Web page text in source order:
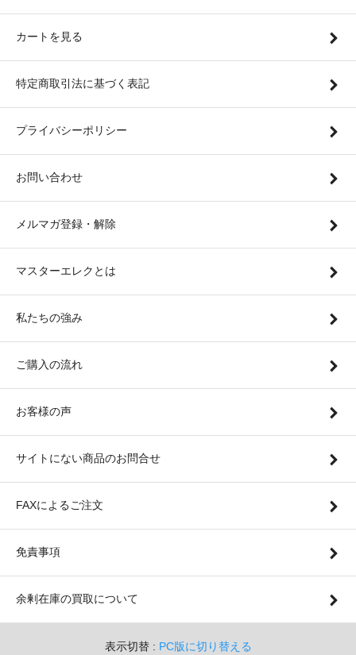
カートを見る
特定商取引法に基づく表記
プライバシーポリシー
お問い合わせ
メルマガ登録・解除
マスターエレクとは
私たちの強み
ご購入の流れ
お客様の声
サイトにない商品のお問合せ
FAXによるご注文
免責事項
余剰在庫の買取について
表示切替 : PC版に切り替える